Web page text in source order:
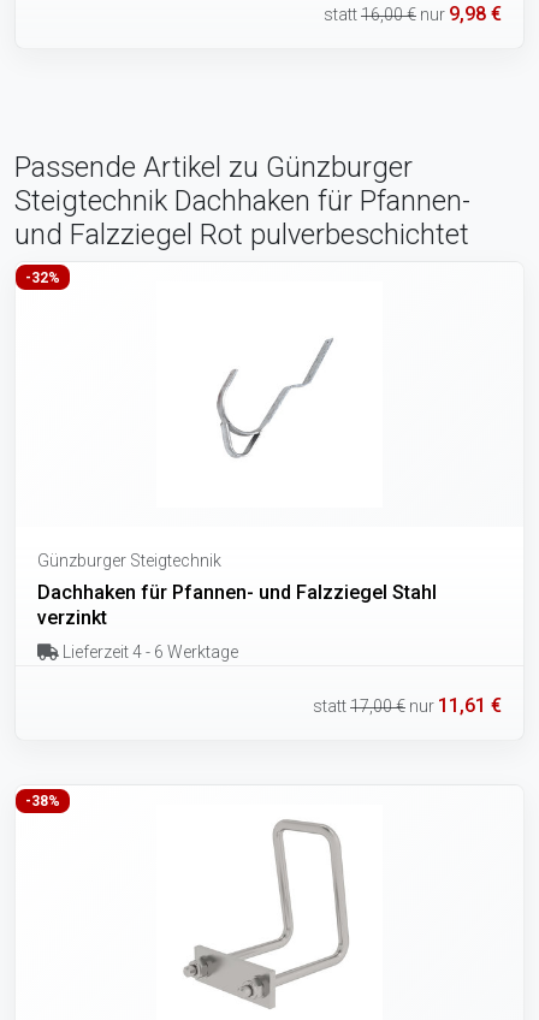
statt16,00 € nur 9,98 €
Passende Artikel zu Günzburger
Steigtechnik Dachhaken für Pfannen-
und Falzziegel Rot pulverbeschichtet
-32%
Günzburger Steigtechnik
Dachhaken für Pfannen- und Falzziegel Stahl
verzinkt
Lieferzeit 4 - 6 Werktage
statt17,00 € nur 11,61 €
-38%